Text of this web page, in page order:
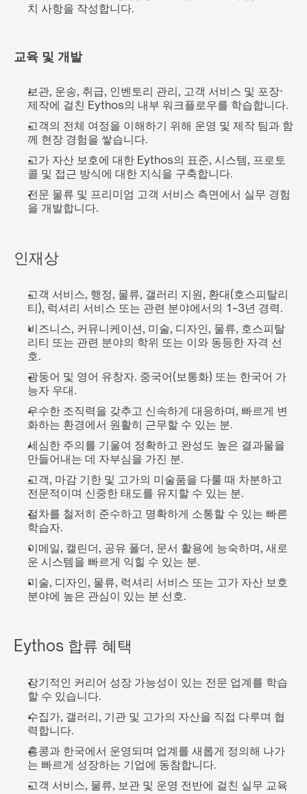
치 사항을 작성합니다.
교육 및 개발
보관, 운송, 취급, 인벤토리 관리, 고객 서비스 및 포장·
제작에 걸친 Eythos의 내부 워크플로우를 학습합니다.
고객의 전체 여정을 이해하기 위해 운영 및 제작 팀과 함
께 현장 경험을 쌓습니다.
고가 자산 보호에 대한 Eythos의 표준, 시스템, 프로토
콜 및 접근 방식에 대한 지식을 구축합니다.
전문 물류 및 프리미엄 고객 서비스 측면에서 실무 경험
을 개발합니다.
인재상
고객 서비스, 행정, 물류, 갤러리 지원, 환대(호스피탈리
티), 럭셔리 서비스 또는 관련 분야에서의 1~3년 경력.
비즈니스, 커뮤니케이션, 미술, 디자인, 물류, 호스피탈
리티 또는 관련 분야의 학위 또는 이와 동등한 자격 선
호.
광둥어 및 영어 유창자. 중국어(보통화) 또는 한국어 가
능자 우대.
우수한 조직력을 갖추고 신속하게 대응하며, 빠르게 변
화하는 환경에서 원활히 근무할 수 있는 분.
세심한 주의를 기울여 정확하고 완성도 높은 결과물을
만들어내는 데 자부심을 가진 분.
고객, 마감 기한 및 고가의 미술품을 다룰 때 차분하고
전문적이며 신중한 태도를 유지할 수 있는 분.
절차를 철저히 준수하고 명확하게 소통할 수 있는 빠른
학습자.
이메일, 캘린더, 공유 폴더, 문서 활용에 능숙하며, 새로
운 시스템을 빠르게 익힐 수 있는 분.
미술, 디자인, 물류, 럭셔리 서비스 또는 고가 자산 보호
분야에 높은 관심이 있는 분 선호.
Eythos 합류 혜택
장기적인 커리어 성장 가능성이 있는 전문 업계를 학습
할 수 있습니다.
수집가, 갤러리, 기관 및 고가의 자산을 직접 다루며 협
력합니다.
홍콩과 한국에서 운영되며 업계를 새롭게 정의해 나가
는 빠르게 성장하는 기업에 동참합니다.
고객 서비스, 물류, 보관 및 운영 전반에 걸친 실무 교육